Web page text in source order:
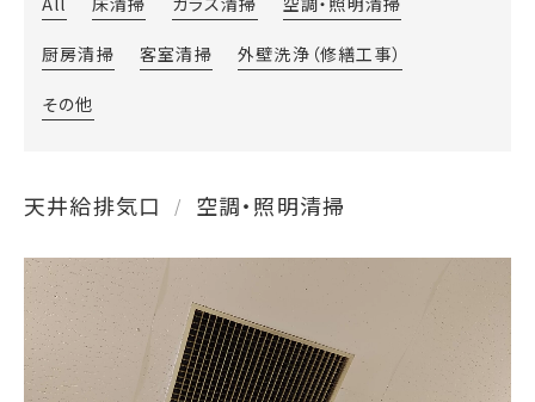
厨房清掃 客室清掃 外壁洗浄（修繕工事）
その他
天井給排気口 / 空調・照明清掃